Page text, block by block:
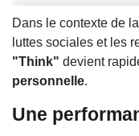
Dans le contexte de
luttes sociales et les
"Think" devient
personnelle.
Une